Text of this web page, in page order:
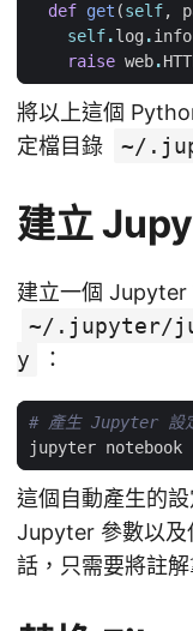
def get (self,
self.log .info
raise web.
將以上這個
定檔目錄
~/
建立
建立一個 Jupyter
~/.jupyter/
y
：
# 產生 Jupyter 設
jupyter notebook
這個自動產生的
Jupyter 參數以及
話，只需要將註